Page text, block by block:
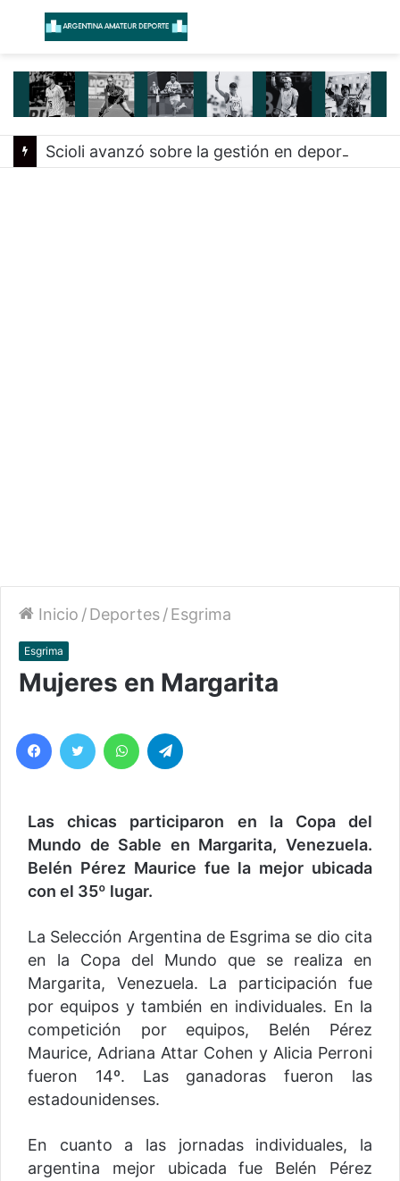
Menú
Inicio /Deportes/Esgrima
Esgrima
Mujeres en Margarita
Las chicas participaron en la Copa del
Mundo de Sable en Margarita, Venezuela.
Belén Pérez Maurice fue la mejor ubicada
con el 35º lugar.
La Selección Argentina de Esgrima se dio cita
en la Copa del Mundo que se realiza en
Margarita, Venezuela. La participación fue
por equipos y también en individuales. En la
competición por equipos, Belén Pérez
Maurice, Adriana Attar Cohen y Alicia Perroni
fueron 14º. Las ganadoras fueron las
estadounidenses.
En cuanto a las jornadas individuales, la
argentina mejor ubicada fue Belén Pérez